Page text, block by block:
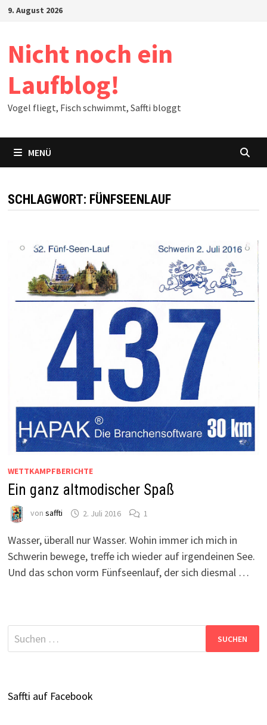
Zum9. August 2026
Nicht noch ein
Laufblog!
Vogel fliegt, Fisch schwimmt, Saffti bloggt
MENÜ
SCHLAGWORT: FÜNFSEENLAUF
WETTKAMPFBERICHTE
Ein ganz altmodischer Spaß
von saffti 2. Juli 2016 1
Wasser, überall nur Wasser. Wohin immer ich mich in
Schwerin bewege, treffe ich wieder auf irgendeinen See.
Und das schon vorm Fünfseenlauf, der sich diesmal …
Suchen
nach:
Saffti auf Facebook